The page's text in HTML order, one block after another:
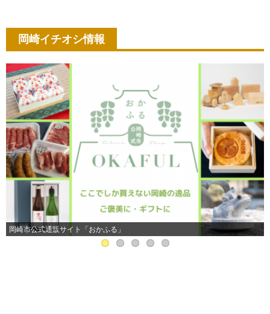
岡崎イチオシ情報
岡崎市公式通販サイト「おかふる」